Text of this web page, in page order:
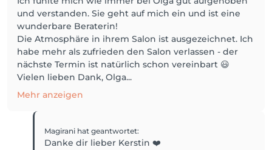
und verstanden. Sie geht auf mich ein und ist eine
wunderbare Beraterin!
Die Atmosphäre in ihrem Salon ist ausgezeichnet. Ich
habe mehr als zufrieden den Salon verlassen - der
nächste Termin ist natürlich schon vereinbart 😃
Vielen lieben Dank, Olga...
Mehr anzeigen
Magirani hat geantwortet:
Danke dir lieber Kerstin ❤️